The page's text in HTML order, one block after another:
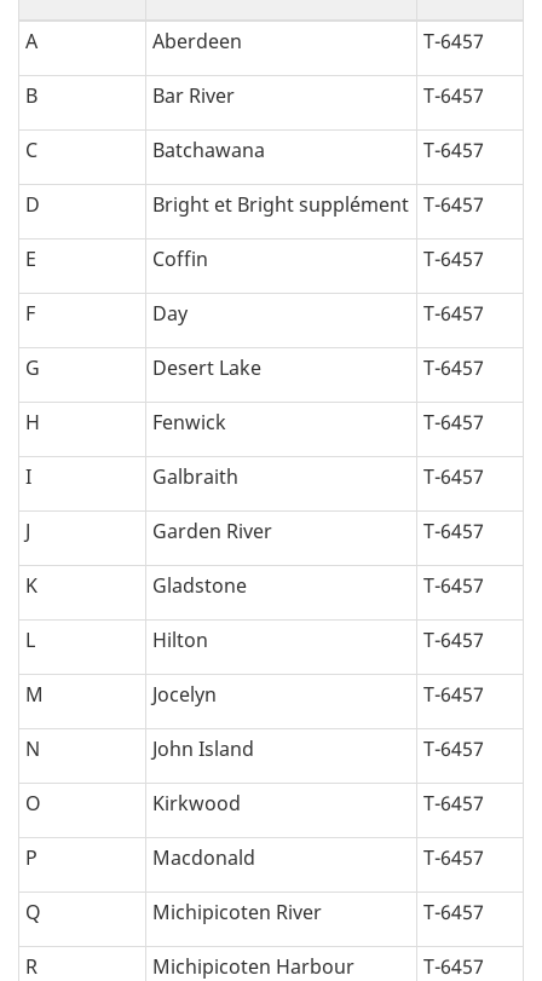
A Aberdeen T-6457
B Bar River T-6457
C Batchawana T-6457
D Bright et Bright supplément T-6457
E Coffin T-6457
F Day T-6457
G Desert Lake T-6457
H Fenwick T-6457
I Galbraith T-6457
J Garden River T-6457
K Gladstone T-6457
L Hilton T-6457
M Jocelyn T-6457
N John Island T-6457
O Kirkwood T-6457
P Macdonald T-6457
Q Michipicoten River T-6457
R Michipicoten Harbour T-6457